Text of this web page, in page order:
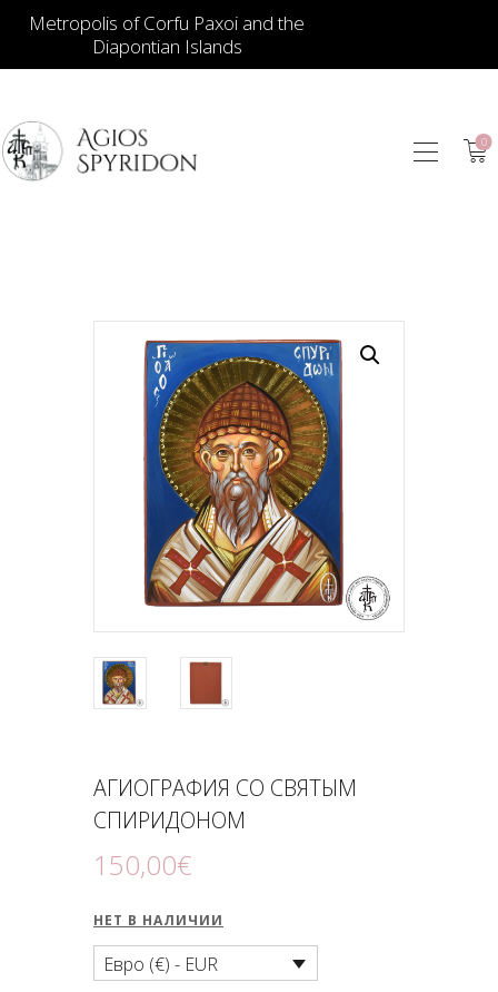
Metropolis of Corfu Paxoi and the
Diapontian Islands
0
ДЛЯ ЦЕРКВИ
ИЕРАТИЧЕСКИЕ
ПРЕДМЕТЫ
СВЕЧИ
СУВЕНИРЫ ДЛЯ
ДОМА
ПОДНОШЕНИЯ
АГИОГРАФИЯ СО СВЯТЫМ
СПИРИДОНОМ
150,00€
НЕТ В НАЛИЧИИ
Евро (€) - EUR